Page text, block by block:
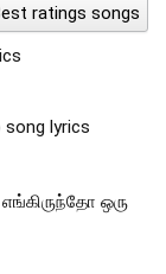
ratings songs
lyrics
ஒரு